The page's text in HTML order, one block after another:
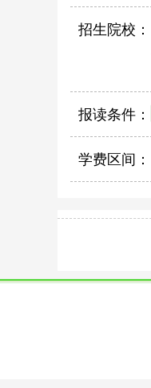
招生院校：
报读条件：
学费区间：